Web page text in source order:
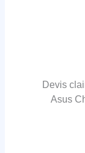
Devis
Asus